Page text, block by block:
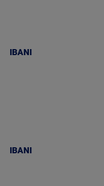
IBANI
IBANI